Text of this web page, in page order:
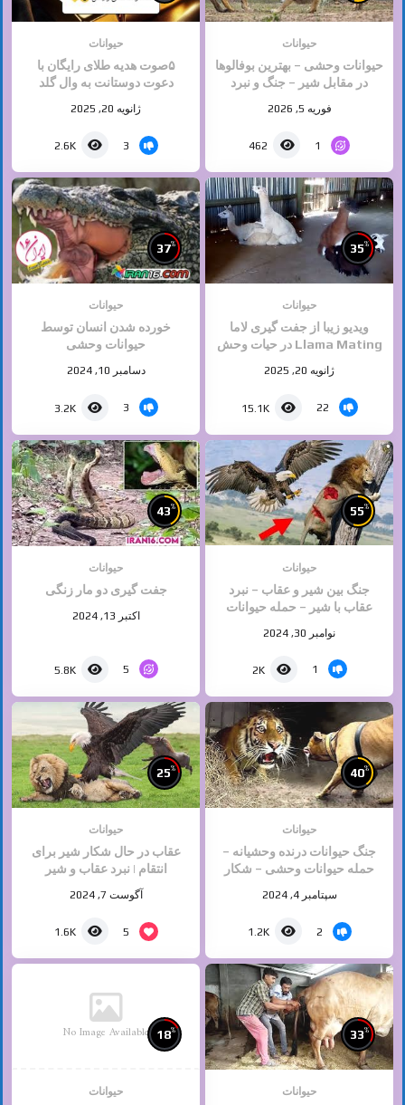
حیوانات
حیوانات وحشی – بهترین بوفالوها
در مقابل شیر – جنگ و نبرد
فوریه 5, 2026
1
462
حیوانات
۵صوت هدیه طلای رایگان با
دعوت دوستانت به وال گلد
ژانویه 20, 2025
3
2.6K
35%
حیوانات
ویدیو زیبا از جفت گیری لاما
Llama Mating در حیات وحش
برگرفته از دسته جفت گیری
حیوانات سایت ایران ۱۶
ژانویه 20, 2025
22
15.1K
37%
حیوانات
خورده شدن انسان توسط
حیوانات وحشی
دسامبر 10, 2024
3
3.2K
55%
حیوانات
جنگ بین شیر و عقاب – نبرد
عقاب با شیر – حمله حیوانات
نوامبر 30, 2024
1
2K
43%
حیوانات
جفت گیری دو مار زنگی
اکتبر 13, 2024
5
5.8K
40%
حیوانات
جنگ حیوانات درنده وحشیانه –
حمله حیوانات وحشی – شکار
سپتامبر 4, 2024
2
1.2K
25%
حیوانات
عقاب در حال شکار شیر برای
انتقام | نبرد عقاب و شیر‎
آگوست 7, 2024
5
1.6K
33%
حیوانات
No Image Available 18%
حیوانات